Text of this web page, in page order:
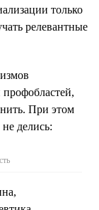
только
релевантные
При этом
делись: